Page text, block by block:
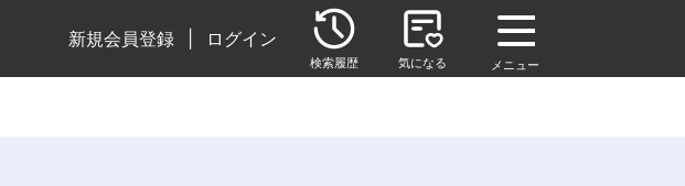
新規会員登録 ログイン
検索履歴 気になる メニュー